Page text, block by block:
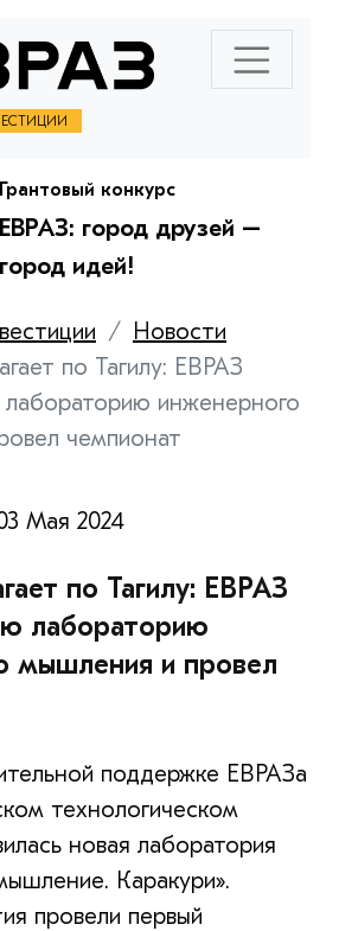
Грантовый конкурс
ЕВРАЗ: город друзей –
город идей!
Новости
по Тагилу: ЕВРАЗ
инженерного
чемпионат
Мая 2024
по Тагилу: ЕВРАЗ
лабораторию
мышления и провел
поддержке ЕВРАЗа
технологическом
новая лаборатория
Каракури».
провели первый